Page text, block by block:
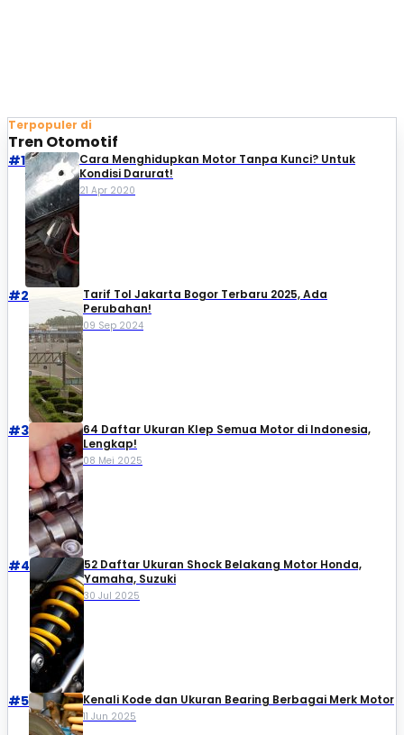
Terpopuler di
Tren Otomotif
#1
Cara Menghidupkan Motor Tanpa Kunci? Untuk
Kondisi Darurat!
21 Apr 2020
#2
Tarif Tol Jakarta Bogor Terbaru 2025, Ada
Perubahan!
09 Sep 2024
#3
64 Daftar Ukuran Klep Semua Motor di Indonesia,
Lengkap!
08 Mei 2025
#4
52 Daftar Ukuran Shock Belakang Motor Honda,
Yamaha, Suzuki​
30 Jul 2025
#5 Kenali Kode dan Ukuran Bearing Berbagai Merk Motor
11 Jun 2025